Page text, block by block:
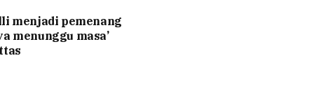
menjadi pemenang
menunggu masa’